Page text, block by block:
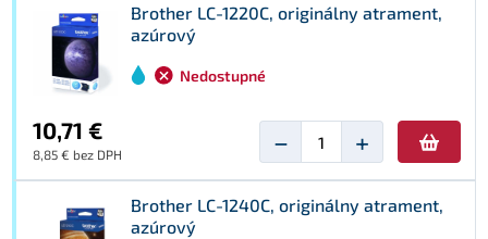
Brother LC-1220C, originálny atrament,
azúrový
Nedostupné
10,71 €
8,85 € bez DPH − +
Brother LC-1240C, originálny atrament,
azúrový